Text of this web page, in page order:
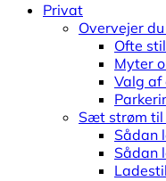
Privat
Overvejer
Ofte
Myter
Valg af
Sæt strøm til
Sådan
Sådan